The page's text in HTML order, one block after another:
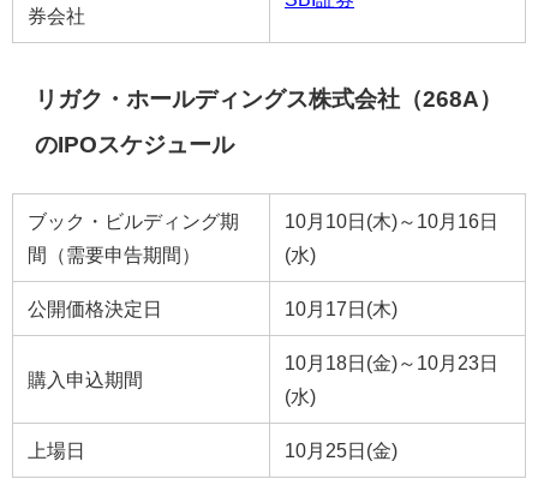
券会社
リガク・ホールディングス株式会社（268A）
のIPOスケジュール
ブック・ビルディング期
間（需要申告期間）
10月10日(木)～10月16日
(水)
公開価格決定日 10月17日(木)
購入申込期間
10月18日(金)～10月23日
(水)
上場日 10月25日(金)